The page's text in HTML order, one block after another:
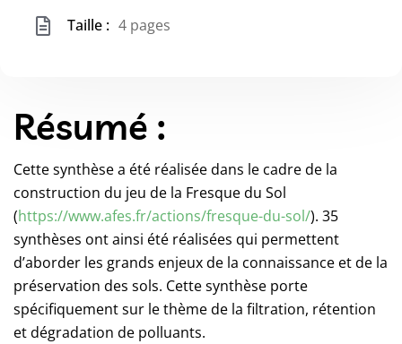
Taille : 4 pages
Résumé :
Cette synthèse a été réalisée dans le cadre de la
construction du jeu de la Fresque du Sol
(https://www.afes.fr/actions/fresque-du-sol/). 35
synthèses ont ainsi été réalisées qui permettent
d’aborder les grands enjeux de la connaissance et de la
préservation des sols. Cette synthèse porte
spécifiquement sur le thème de la filtration, rétention
et dégradation de polluants.